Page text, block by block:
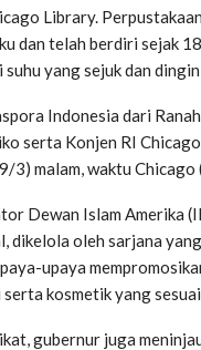
Library.
dan telah berdiri sejak
yang sejuk dan
Indonesia dari
serta Konjen RI
3) malam, waktu
Dewan Islam Amerika
dikelola oleh sarjana
upaya
kosmetik yang
gubernur juga